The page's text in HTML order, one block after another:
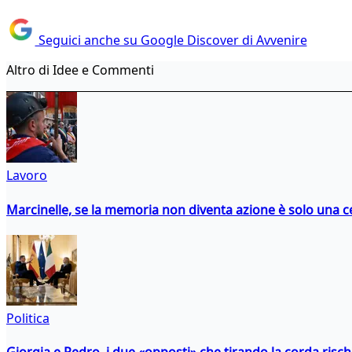
Seguici anche su Google Discover di Avvenire
Altro di Idee e Commenti
Lavoro
Marcinelle, se la memoria non diventa azione è solo una
Politica